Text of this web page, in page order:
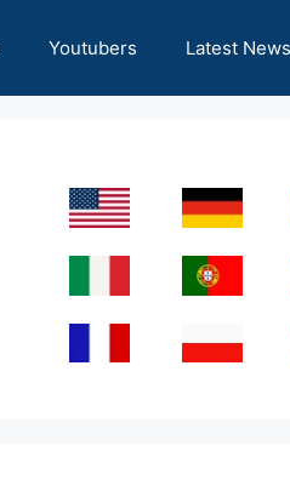
Youtubers Latest News